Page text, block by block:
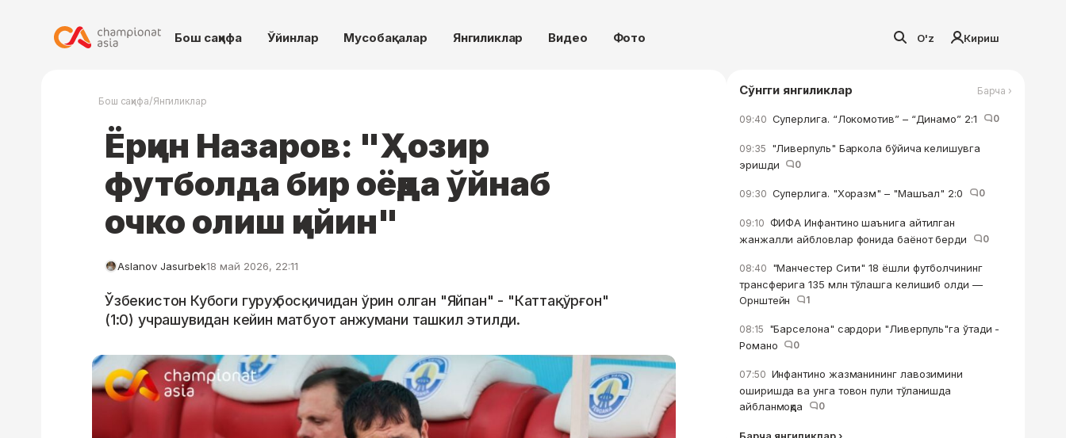
Бош саҳифа Ўйинлар Мусобақалар Янгиликлар Видео Фото O'z Кириш
Бош саҳифа/Янгиликлар
Ёрқин Назаров: "Ҳозир
футболда бир оёқда ўйнаб
очко олиш қийин"
Aslanov Jasurbek18 май 2026, 22:11
Ўзбекистон Кубоги гуруҳ босқичидан ўрин олган "Яйпан" - "Каттақўрғон"
(1:0) учрашувидан кейин матбуот анжумани ташкил этилди.
Сўнгги янгиликлар Барча ›
09:40 Суперлига. “Локомотив” – “Динамо” 2:1 0
09:35 "Ливерпуль" Баркола бўйича келишувга
эришди
0
09:30 Суперлига. "Хоразм" – "Машъал" 2:0 0
09:10 ФИФА Инфантино шаънига айтилган
жанжалли айбловлар фонида баёнот берди
0
08:40 "Манчестер Сити" 18 ёшли футболчининг
трансферига 135 млн тўлашга келишиб олди —
Орнштейн
1
08:15 "Барселона" сардори "Ливерпуль"га ўтади -
Романо
0
07:50 Инфантино жазманининг лавозимини
оширишда ва унга товон пули тўланишда
айбланмоқда
0